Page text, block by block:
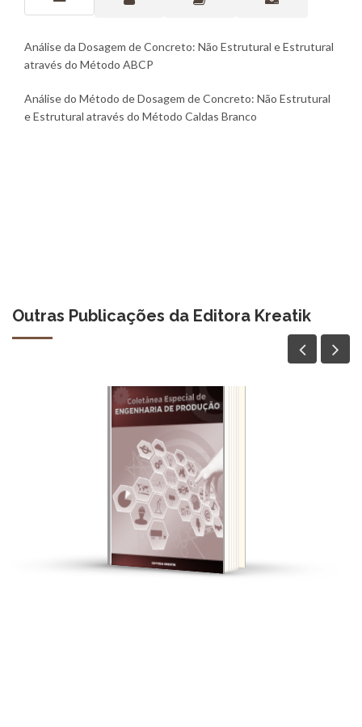
Análise da Dosagem de Concreto: Não Estrutural e Estrutural
através do Método ABCP
Análise do Método de Dosagem de Concreto: Não Estrutural
e Estrutural através do Método Caldas Branco
Outras Publicações da Editora Kreatik
ACESSAR